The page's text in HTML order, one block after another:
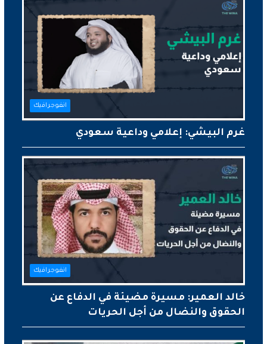
انفوجرافيك
غرم البيشي: إعلامي وداعية سعودي
انفوجرافيك
خالد العمير: مسيرة مضيئة في الدفاع عن
الحقوق والنضال من أجل الحريات